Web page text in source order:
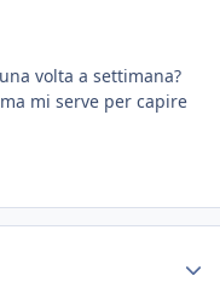
volta a settimana?
mi serve per capire